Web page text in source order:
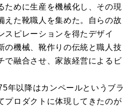
ために生産を機械化し、その現
えた靴職人を集めた。自らの故
スピレーションを得たデザイ
の機械、靴作りの伝統と職人技
で融合させ、家族経営によるビ
年以降はカンペールというブラ
プロダクトに体現してきたのが